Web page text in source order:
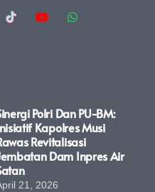
Polri Dan PU-BM:
Kapolres Musi
Revitalisasi
Dam Inpres Air
21, 2026